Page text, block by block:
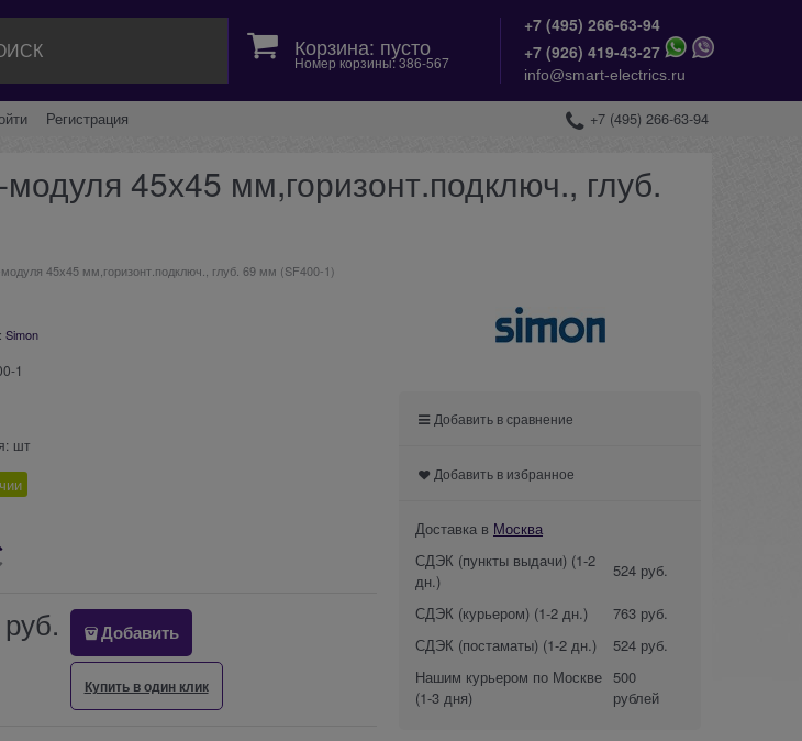
Корзина: пусто
Номер корзины: 386-567
+7 (495) 266-63-94
+7 (926) 419-43-27
info@smart-electrics.ru
Регистрация +7 (495) 266-63-94
45х45 мм,горизонт.подключ., глуб.
45х45 мм,горизонт.подключ., глуб. 69 мм (SF400-1)
Simon
1
шт
руб. Добавить
Купить в один клик
Добавить в сравнение
Добавить в избранное
Доставка в Москва
СДЭК (пункты выдачи) (1-2
дн.)
524 руб.
СДЭК (курьером) (1-2 дн.)
763 руб.
СДЭК (постаматы) (1-2 дн.)
524 руб.
Нашим курьером по Москве
(1-3 дня)
500
рублей